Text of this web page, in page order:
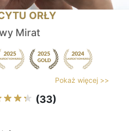
ORŁY
Mirat
Pokaż więcej >>
(33)